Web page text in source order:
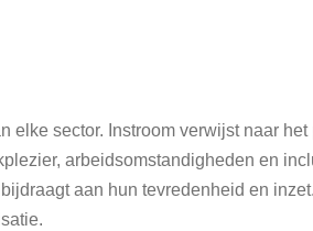
elke sector. Instroom verwijst naar
arbeidsomstandigheden en
aan hun tevredenheid en